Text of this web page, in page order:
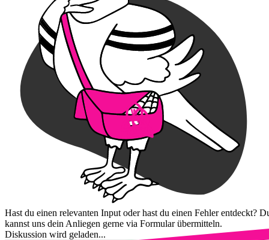
Hast du einen relevanten Input oder hast du einen Fehler entdeckt?
kannst uns dein Anliegen gerne via Formular übermitteln.
Diskussion wird geladen...